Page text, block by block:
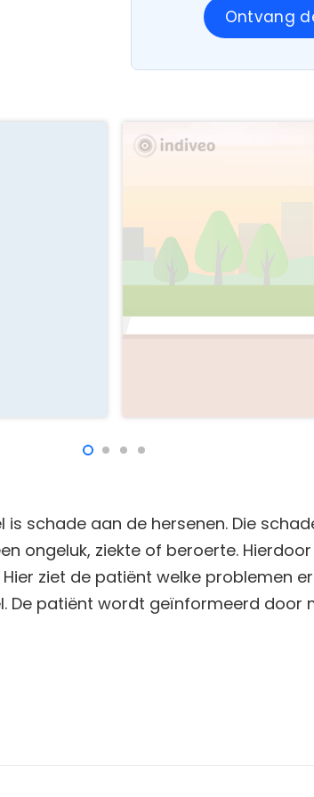
Ontvang
schade aan de hersenen. Die
ongeluk, ziekte of beroerte.
ziet de patiënt welke problemen
De patiënt wordt geïnformeerd door